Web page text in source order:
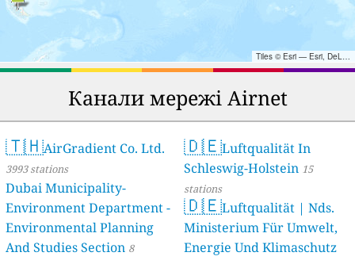
Tiles © Esri — Esri, DeLorme, NAVTEQ, TomTom, Intermap, iPC, USGS, FAO, NPS, NRCAN, GeoBase, Kadaster NL, Ordnance Survey, Esri Japan, METI, Esri China (Hong Kong), and the GIS User Community
Канали мережі Airnet
🇹🇭AirGradient Co. Ltd.
3993 stations
Dubai Municipality-
Environment Department -
Environmental Planning
And Studies Section 8
🇩🇪Luftqualität In
Schleswig-Holstein 15
stations
🇩🇪Luftqualität | Nds.
Ministerium Für Umwelt,
Energie Und Klimaschutz